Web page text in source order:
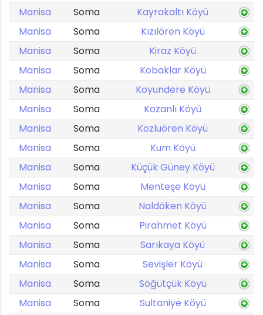
Manisa
Soma
Kayrakaltı Köyü
Manisa
Soma
Kızılören Köyü
Manisa
Soma
Kiraz Köyü
Manisa
Soma
Kobaklar Köyü
Manisa
Soma
Koyundere Köyü
Manisa
Soma
Kozanlı Köyü
Manisa
Soma
Kozluören Köyü
Manisa
Soma
Kum Köyü
Manisa
Soma
Küçük Güney Köyü
Manisa
Soma
Menteşe Köyü
Manisa
Soma
Naldöken Köyü
Manisa
Soma
Pirahmet Köyü
Manisa
Soma
Sarıkaya Köyü
Manisa
Soma
Sevişler Köyü
Manisa
Soma
Söğütçük Köyü
Manisa
Soma
Sultaniye Köyü